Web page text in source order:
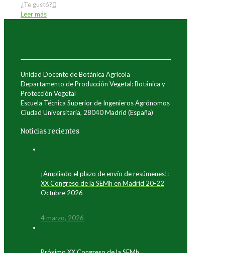
¿Te gustó?0
Leer más
Unidad Docente de Botánica Agrícola
Departamento de Producción Vegetal: Botánica y
Protección Vegetal
Escuela Técnica Superior de Ingenieros Agrónomos
Ciudad Universitaria, 28040 Madrid (España)
Noticias recientes
¡Ampliado el plazo de envío de resúmenes!:
XX Congreso de la SEMh en Madrid 20-22
Octubre 2026
4 marzo, 2026